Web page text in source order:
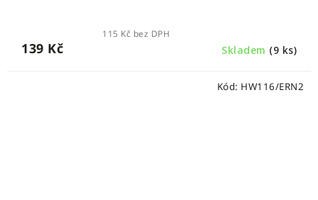
Skladem (9 ks)
115 Kč bez DPH
139 Kč
Kód: HW116/ERN2